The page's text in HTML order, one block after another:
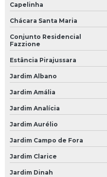
Oficina Mecânica e Elétrica
Oficina Mecânica Elétrica
Oficina Mecânica Elétrica Carros
Oficina Mecânica Especializada
Oficina Mecânica Ford
Oficina Mecânica Hyundai
Oficina Mecânica Injeção Eletrônica
Oficina Mecânica Mercedes Benz
Oficina Mecânica Motos
Oficina Mecânica Peugeot
Capelinha
Chácara Santa Maria
Conjunto Residencial
Fazzione
Estância Pirajussara
Jardim Albano
Jardim Amália
Jardim Analícia
Jardim Aurélio
Jardim Campo de Fora
Jardim Clarice
Jardim Dinah